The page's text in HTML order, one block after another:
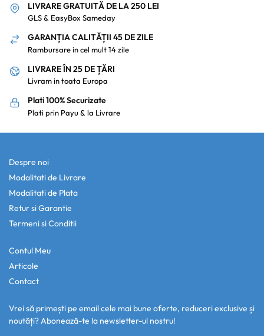
LIVRARE GRATUITĂ DE LA 250 LEI
GLS & EasyBox Sameday
GARANȚIA CALITĂȚII 45 DE ZILE
Rambursare in cel mult 14 zile
LIVRARE ÎN 25 DE ȚĂRI
Livram in toata Europa
Plati 100% Securizate
Plati prin Payu & la Livrare
Despre noi
Modalitati de Livrare
Modalitati de Plata
Retur si Garantie
Termeni si Conditii
Contul Meu
Articole
Contact
Vrei să primești pe email cele mai bune oferte, reduceri exclusive și
noutăți? Abonează-te la newsletter-ul nostru!